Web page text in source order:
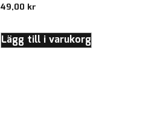
49,00 kr
Lägg till i varukorg